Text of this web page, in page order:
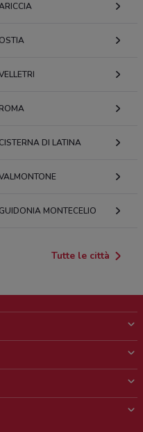
OSTIA
ROMA
CISTERNA DI LATINA
GUIDONIA MONTECELIO
Tutte le città